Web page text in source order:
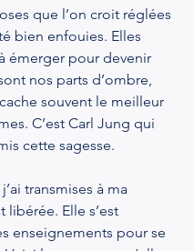
que l’on croit réglées
bien enfouies. Elles
émerger pour devenir
nos parts d’ombre,
souvent le meilleur
C’est Carl Jung qui
cette sagesse.
transmises à ma
libérée. Elle s’est
enseignements pour se